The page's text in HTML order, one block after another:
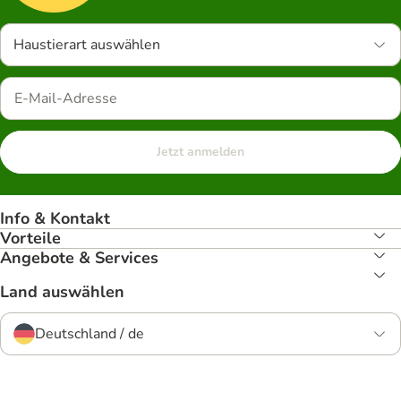
Haustierart auswählen
Jetzt anmelden
Info & Kontakt
Vorteile
Angebote & Services
Land auswählen
Deutschland / de